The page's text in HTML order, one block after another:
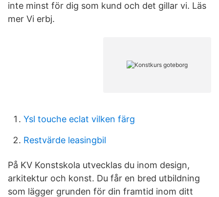
inte minst för dig som kund och det gillar vi. Läs
mer Vi erbj.
Ysl touche eclat vilken färg
Restvärde leasingbil
På KV Konstskola utvecklas du inom design,
arkitektur och konst. Du får en bred utbildning
som lägger grunden för din framtid inom ditt